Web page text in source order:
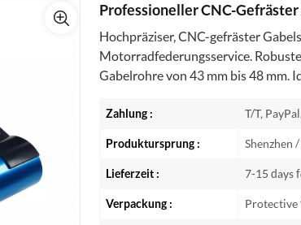
Professioneller CNC-
Hochpräziser, CNC-gefräster
Motorradfederungsservice.
Gabelrohre von 43 mm bis 48 mm.
Zahlung : T/T,
Produktursprung : Shenzhen
Lieferzeit : 7-15 days
Verpackung : Protective